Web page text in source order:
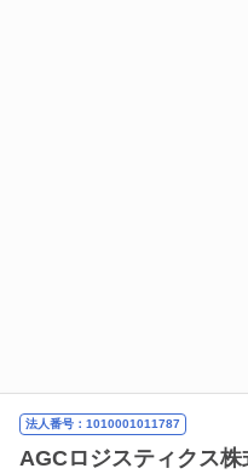
法人番号：1010001011787
AGCロジスティクス株